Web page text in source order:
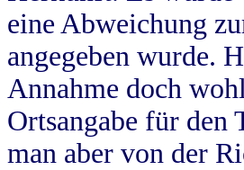
eine Abweichung
angegeben wurde.
Annahme doch
Ortsangabe für den
man aber von der